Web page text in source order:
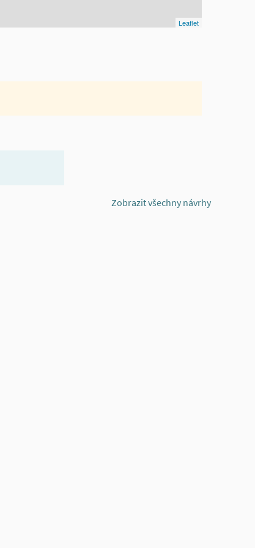
Leaflet
Zobrazit všechny návrhy